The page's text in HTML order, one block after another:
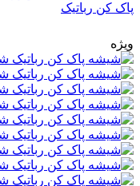
پاک کن رباتیک
ویژه